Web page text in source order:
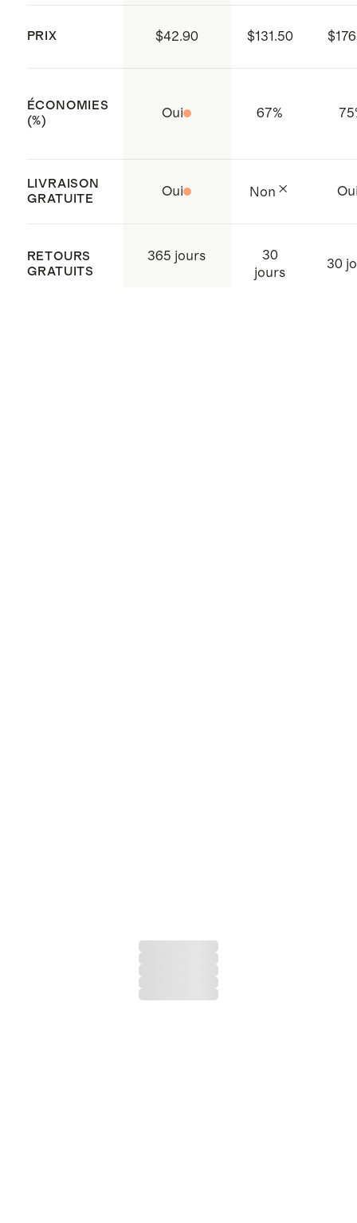
048142), ce qui garantit l’absence
Fabriqué avec soin en Chine
PRIX $42.90 $131.50
ÉCONOMIES
(%)
Oui 67% 75
LIVRAISON
GRATUITE
Oui Non
RETOURS
GRATUITS
365 jours
30
jours
30